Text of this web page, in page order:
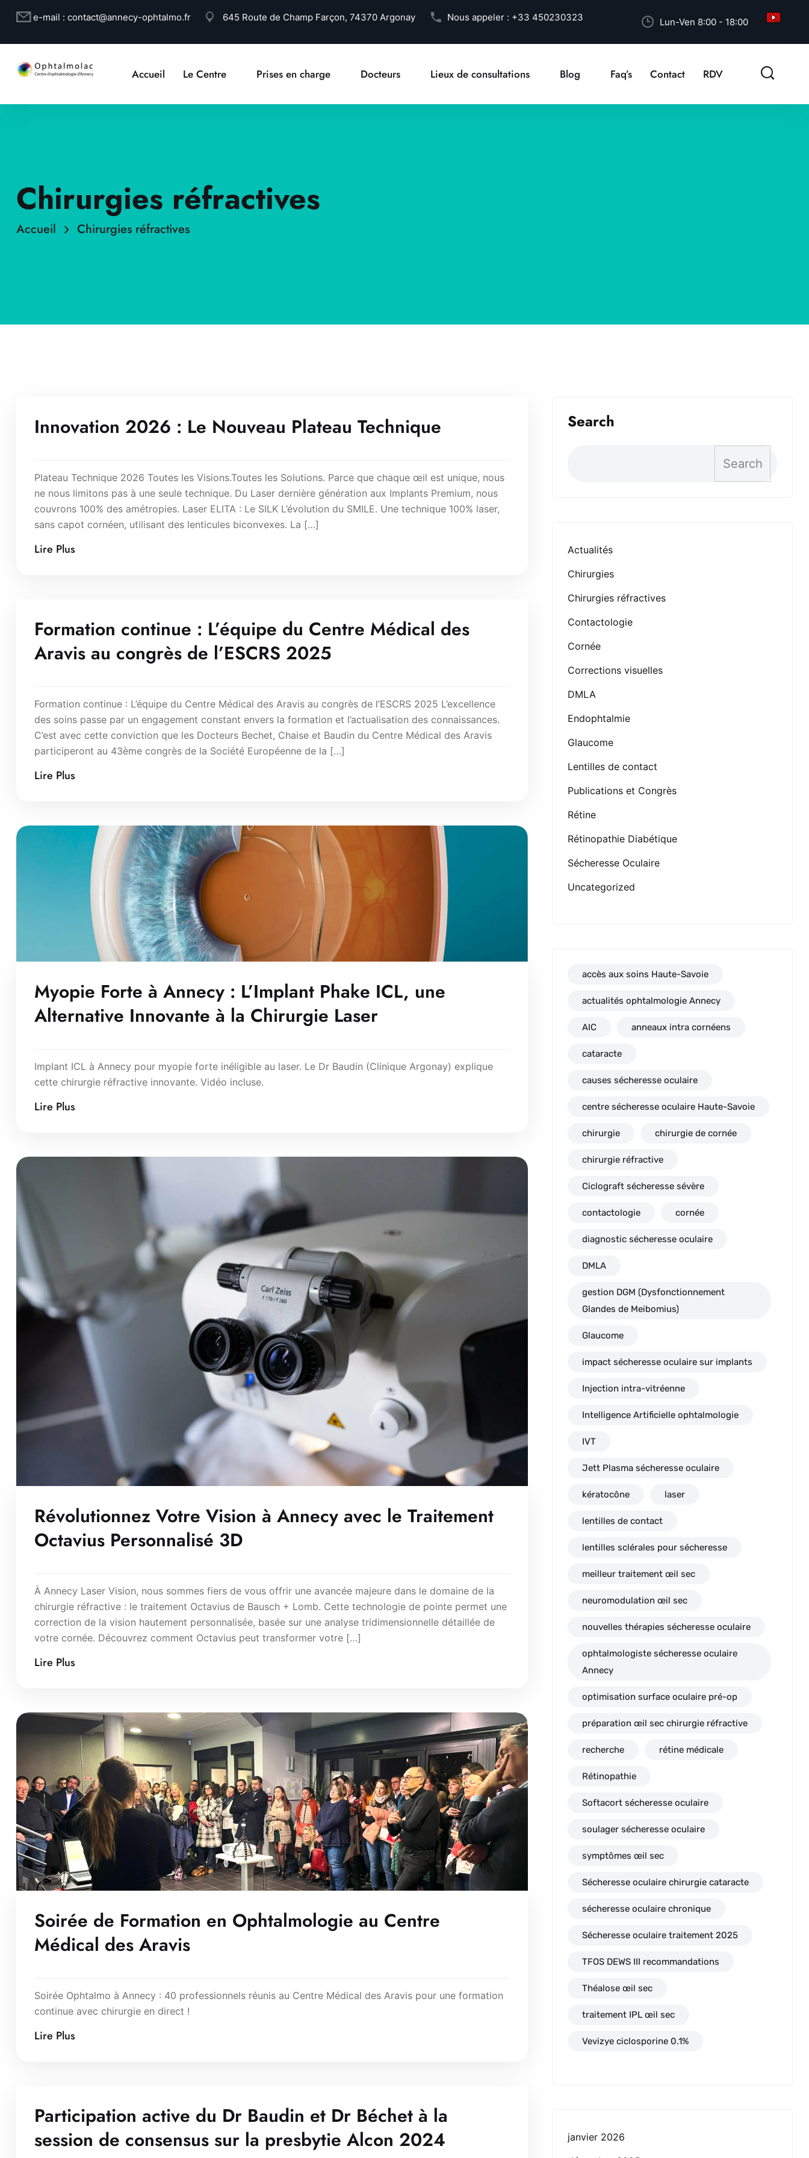
e-mail : contact@annecy-ophtalmo.fr 645 Route de Champ Farçon, 74370 Argonay Nous appeler : +33 450230323 Lun-Ven 8:00 - 18:00
Accueil Le Centre Prises en charge Docteurs Lieux de consultations Blog Faq’s Contact RDV
Chirurgies réfractives
Accueil Chirurgies réfractives
Search
Search
Actualités
Chirurgies
Chirurgies réfractives
Contactologie
Cornée
Corrections visuelles
DMLA
Endophtalmie
Glaucome
Lentilles de contact
Publications et Congrès
Rétine
Rétinopathie Diabétique
Sécheresse Oculaire
Uncategorized
accès aux soins Haute-Savoie
actualités ophtalmologie Annecy
AIC anneaux intra cornéens
cataracte
causes sécheresse oculaire
centre sécheresse oculaire Haute-Savoie
chirurgie chirurgie de cornée
chirurgie réfractive
Ciclograft sécheresse sévère
contactologie cornée
diagnostic sécheresse oculaire
DMLA
gestion DGM (Dysfonctionnement
Glandes de Meibomius)
Glaucome
impact sécheresse oculaire sur implants
Injection intra-vitréenne
Intelligence Artificielle ophtalmologie
IVT
Jett Plasma sécheresse oculaire
kératocône laser
lentilles de contact
lentilles sclérales pour sécheresse
meilleur traitement œil sec
neuromodulation œil sec
nouvelles thérapies sécheresse oculaire
ophtalmologiste sécheresse oculaire
Annecy
optimisation surface oculaire pré-op
préparation œil sec chirurgie réfractive
recherche rétine médicale
Rétinopathie
Softacort sécheresse oculaire
soulager sécheresse oculaire
symptômes œil sec
Sécheresse oculaire chirurgie cataracte
sécheresse oculaire chronique
Sécheresse oculaire traitement 2025
TFOS DEWS III recommandations
Théalose œil sec
traitement IPL œil sec
Vevizye ciclosporine 0.1%
janvier 2026
Innovation 2026 : Le Nouveau Plateau Technique
Plateau Technique 2026 Toutes les Visions.Toutes les Solutions. Parce que chaque œil est unique, nous
ne nous limitons pas à une seule technique. Du Laser dernière génération aux Implants Premium, nous
couvrons 100% des amétropies. Laser ELITA : Le SILK L’évolution du SMILE. Une technique 100% laser,
sans capot cornéen, utilisant des lenticules biconvexes. La […]
Lire Plus
Formation continue : L’équipe du Centre Médical des
Aravis au congrès de l’ESCRS 2025
Formation continue : L’équipe du Centre Médical des Aravis au congrès de l’ESCRS 2025 L’excellence
des soins passe par un engagement constant envers la formation et l’actualisation des connaissances.
C’est avec cette conviction que les Docteurs Bechet, Chaise et Baudin du Centre Médical des Aravis
participeront au 43ème congrès de la Société Européenne de la […]
Lire Plus
Myopie Forte à Annecy : L’Implant Phake ICL, une
Alternative Innovante à la Chirurgie Laser
Implant ICL à Annecy pour myopie forte inéligible au laser. Le Dr Baudin (Clinique Argonay) explique
cette chirurgie réfractive innovante. Vidéo incluse.
Lire Plus
Révolutionnez Votre Vision à Annecy avec le Traitement
Octavius Personnalisé 3D
À Annecy Laser Vision, nous sommes fiers de vous offrir une avancée majeure dans le domaine de la
chirurgie réfractive : le traitement Octavius de Bausch + Lomb. Cette technologie de pointe permet une
correction de la vision hautement personnalisée, basée sur une analyse tridimensionnelle détaillée de
votre cornée. Découvrez comment Octavius peut transformer votre […]
Lire Plus
Soirée de Formation en Ophtalmologie au Centre
Médical des Aravis
Soirée Ophtalmo à Annecy : 40 professionnels réunis au Centre Médical des Aravis pour une formation
continue avec chirurgie en direct !
Lire Plus
Participation active du Dr Baudin et Dr Béchet à la
session de consensus sur la presbytie Alcon 2024